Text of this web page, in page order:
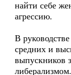
найти себе
агрессию.
В
средних и
выпускников
либерализмом.